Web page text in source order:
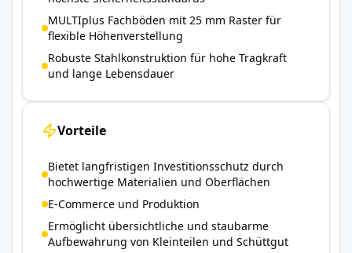
MULTIplus Fachböden mit 25 mm Raster für
flexible Höhenverstellung
Robuste Stahlkonstruktion für hohe Tragkraft
und lange Lebensdauer
Vorteile
Bietet langfristigen Investitionsschutz durch
hochwertige Materialien und Oberflächen
E-Commerce und Produktion
Ermöglicht übersichtliche und staubarme
Aufbewahrung von Kleinteilen und Schüttgut